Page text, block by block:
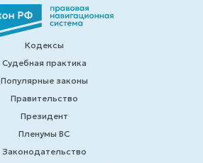
Кодексы
Судебная практика
Популярные законы
Правительство
Президент
Пленумы ВС
Законодательство